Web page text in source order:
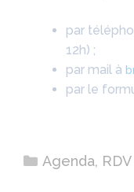
par
12h) ;
par mail à
par le
Catégories
Agenda,